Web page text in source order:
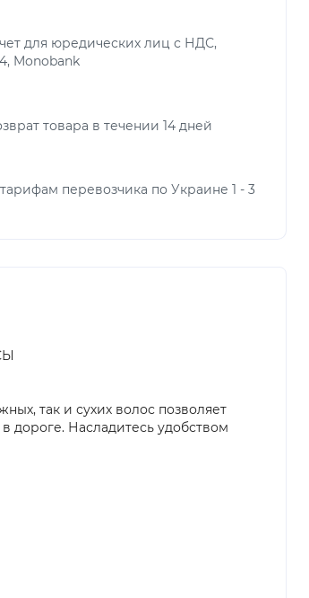
для юредических лиц с НДС,
Monobank
товара в течении 14 дней
перевозчика по Украине 1 - 3
так и сухих волос позволяет
дороге. Насладитесь удобством